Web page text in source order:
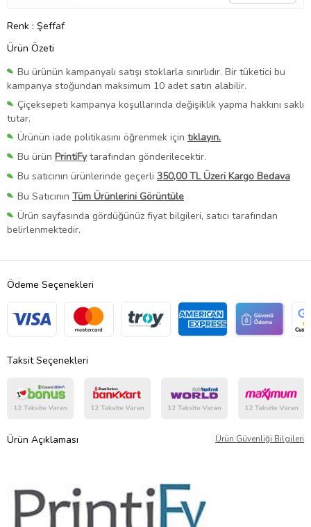
Renk : Şeffaf
Ürün Özeti
Bu ürünün kampanyalı satışı stoklarla sınırlıdır. Bir tüketici bu
kampanya stoğundan maksimum 10 adet satın alabilir.
Çiçeksepeti kampanya koşullarında değişiklik yapma hakkını saklı
tutar.
Ürünün iade politikasını öğrenmek için tıklayın.
Bu ürün PrintiFytarafından gönderilecektir.
Bu satıcının ürünlerinde geçerli 350,00 TL Üzeri Kargo Bedava
Bu Satıcının Tüm Ürünlerini Görüntüle
Ürün sayfasında gördüğünüz fiyat bilgileri, satıcı tarafından
belirlenmektedir.
Ödeme Seçenekleri
Taksit Seçenekleri
Ürün Açıklaması Ürün Güvenliği Bilgileri